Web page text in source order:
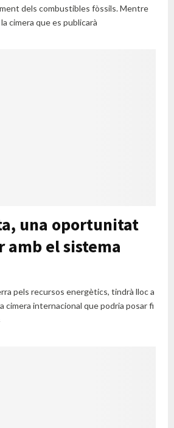
dels combustibles fòssils. Mentre
cimera que es publicarà
una oportunitat
amb el sistema
pels recursos energètics, tindrà lloc a
cimera internacional que podria posar fi